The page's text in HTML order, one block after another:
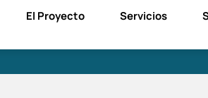
El Proyecto Servicios